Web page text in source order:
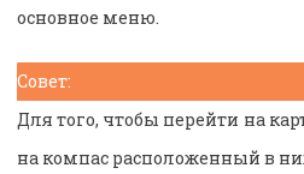
основное меню.
Совет:
Для того, чтобы перейти на
на компас расположенный в